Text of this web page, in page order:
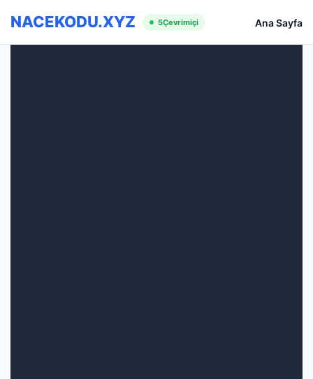
NACEKODU.XYZ 5Çevrimiçi Ana Sayfa